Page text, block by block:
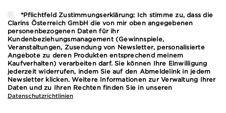
*Pflichtfeld Zustimmungserklärung: Ich stimme zu, dass die
Clarins Österreich GmbH die von mir oben angegebenen
personenbezogenen Daten für ihr
Kundenbeziehungsmanagement (Gewinnspiele,
Veranstaltungen, Zusendung von Newsletter, personalisierte
Angebote zu deren Produkten entsprechend meinem
Kaufverhalten) verarbeiten darf. Sie können Ihre Einwilligung
jederzeit widerrufen, indem Sie auf den Abmeldelink in jedem
Newsletter klicken. Weitere Informationen zur Verwaltung Ihrer
Daten und zu Ihren Rechten finden Sie in unseren
Datenschutzrichtlinien